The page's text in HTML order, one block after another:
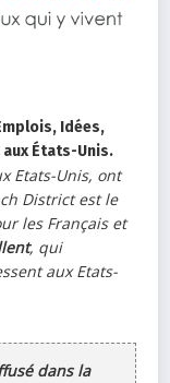
Idées,
États-Unis.
Etats-Unis, ont
District est le
les Français et
, qui
aux Etats-
dans la